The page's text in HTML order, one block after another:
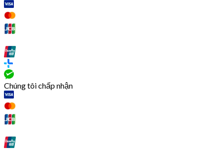
Chúng tôi chấp nhận